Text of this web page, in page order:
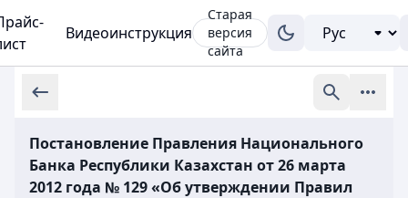
Видеоинструкция
Старая
версия
сайта
Постановление Правления Национального
Банка Республики Казахстан от 26 марта
2012 года № 129 «Об утверждении Правил